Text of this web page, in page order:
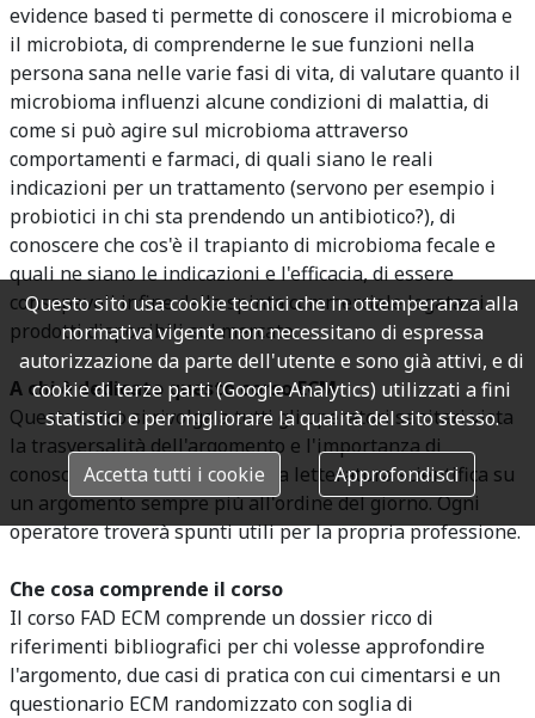
evidence based ti permette di conoscere il microbioma e
il microbiota, di comprenderne le sue funzioni nella
persona sana nelle varie fasi di vita, di valutare quanto il
microbioma influenzi alcune condizioni di malattia, di
come si può agire sul microbioma attraverso
comportamenti e farmaci, di quali siano le reali
indicazioni per un trattamento (servono per esempio i
probiotici in chi sta prendendo un antibiotico?), di
conoscere che cos'è il trapianto di microbioma fecale e
quali ne siano le indicazioni e l'efficacia, di essere
consapevoli infine della spinta commerciale legata ai
prodotti disponibili sul mercato.
A chi è dedicato questo corso ECM
Questo corso si rivolge a tutti gli operatori sanitari vista
la trasversalità dell'argomento e l'importanza di
conoscere quanto emerge dalla letteratura scientifica su
un argomento sempre più all'ordine del giorno. Ogni
operatore troverà spunti utili per la propria professione.
Che cosa comprende il corso
Il corso FAD ECM comprende un dossier ricco di
riferimenti bibliografici per chi volesse approfondire
l'argomento, due casi di pratica con cui cimentarsi e un
questionario ECM randomizzato con soglia di
Questo sito usa cookie tecnici che in ottemperanza alla
normativa vigente non necessitano di espressa
autorizzazione da parte dell'utente e sono già attivi, e di
cookie di terze parti (Google Analytics) utilizzati a fini
statistici e per migliorare la qualità del sito stesso.
Accetta tutti i cookie Approfondisci